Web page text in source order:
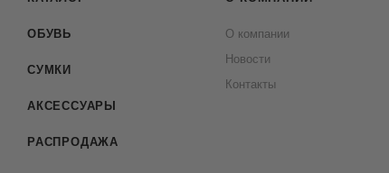
ОБУВЬ
СУМКИ
АКСЕССУАРЫ
РАСПРОДАЖА
О компании
Новости
Контакты